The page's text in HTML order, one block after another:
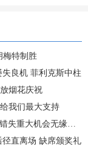
梅特制胜
良机 菲利克斯中柱
烟花庆祝
我们最大支持
重大机会无缘首冠
径直离场 缺席颁奖礼